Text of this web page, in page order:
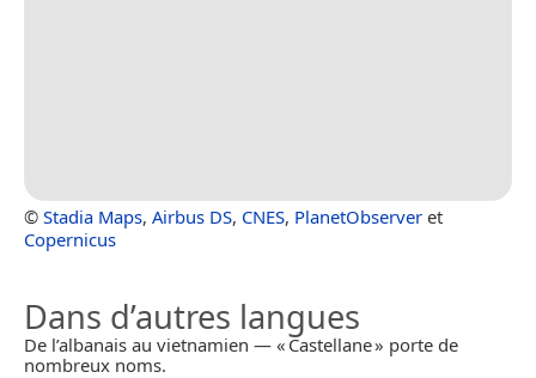
© Stadia Maps, Airbus DS, CNES, PlanetObserver et
Copernicus
Dans d’autres langues
De l’albanais au vietnamien — « Castellane » porte de
nombreux noms.